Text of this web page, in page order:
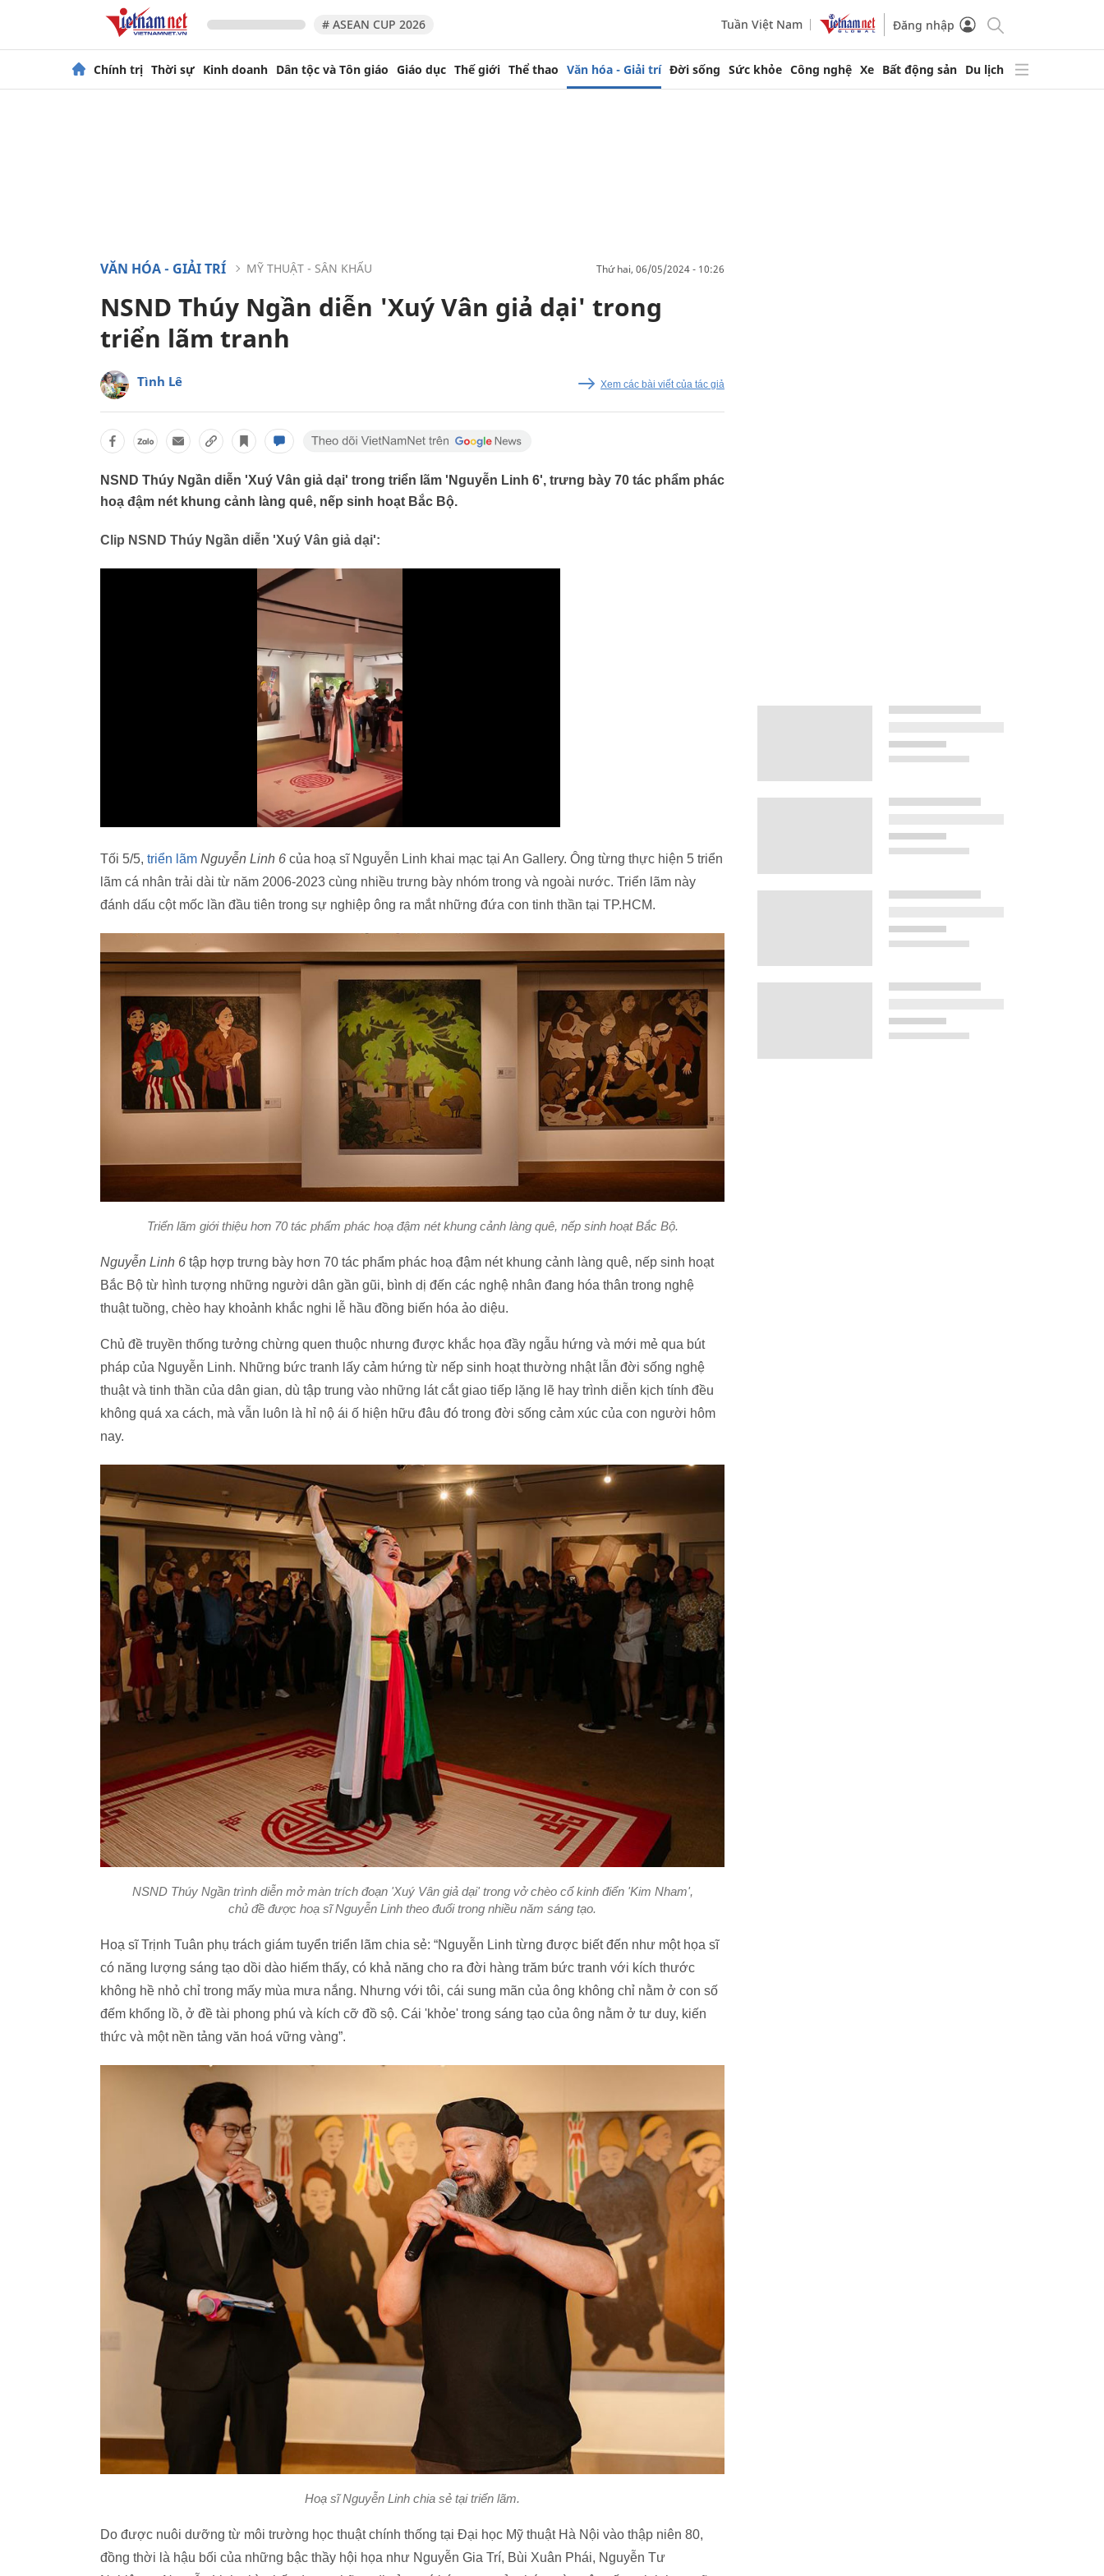
# ASEAN CUP 2026 Tuần Việt Nam Đăng nhập
Chính trị Thời sự Kinh doanh Dân tộc và Tôn giáo Giáo dục Thế giới Thể thao Văn hóa - Giải trí Đời sống Sức khỏe Công nghệ Xe Bất động sản Du lịch
VĂN HÓA - GIẢI TRÍ MỸ THUẬT - SÂN KHẤU thứ hai, 06/05/2024 - 10:26
NSND Thúy Ngần diễn 'Xuý Vân giả dại' trong
triển lãm tranh
Tình Lê Xem các bài viết của tác giả
NSND Thúy Ngần diễn 'Xuý Vân giả dại' trong triển lãm 'Nguyễn Linh 6', trưng bày 70 tác phẩm phác
hoạ đậm nét khung cảnh làng quê, nếp sinh hoạt Bắc Bộ.
Clip NSND Thúy Ngần diễn 'Xuý Vân giả dại':
Tối 5/5, triển lãm Nguyễn Linh 6 của hoạ sĩ Nguyễn Linh khai mạc tại An Gallery. Ông từng thực hiện 5 triển
lãm cá nhân trải dài từ năm 2006-2023 cùng nhiều trưng bày nhóm trong và ngoài nước. Triển lãm này
đánh dấu cột mốc lần đầu tiên trong sự nghiệp ông ra mắt những đứa con tinh thần tại TP.HCM.
Triển lãm giới thiệu hơn 70 tác phẩm phác hoạ đậm nét khung cảnh làng quê, nếp sinh hoạt Bắc Bộ.
Nguyễn Linh 6 tập hợp trưng bày hơn 70 tác phẩm phác hoạ đậm nét khung cảnh làng quê, nếp sinh hoạt
Bắc Bộ từ hình tượng những người dân gần gũi, bình dị đến các nghệ nhân đang hóa thân trong nghệ
thuật tuồng, chèo hay khoảnh khắc nghi lễ hầu đồng biến hóa ảo diệu.
Chủ đề truyền thống tưởng chừng quen thuộc nhưng được khắc họa đầy ngẫu hứng và mới mẻ qua bút
pháp của Nguyễn Linh. Những bức tranh lấy cảm hứng từ nếp sinh hoạt thường nhật lẫn đời sống nghệ
thuật và tinh thần của dân gian, dù tập trung vào những lát cắt giao tiếp lặng lẽ hay trình diễn kịch tính đều
không quá xa cách, mà vẫn luôn là hỉ nộ ái ố hiện hữu đâu đó trong đời sống cảm xúc của con người hôm
nay.
NSND Thúy Ngần trình diễn mở màn trích đoạn 'Xuý Vân giả dại' trong vở chèo cổ kinh điển 'Kim Nham',
chủ đề được hoạ sĩ Nguyễn Linh theo đuổi trong nhiều năm sáng tạo.
Hoạ sĩ Trịnh Tuân phụ trách giám tuyển triển lãm chia sẻ: “Nguyễn Linh từng được biết đến như một họa sĩ
có năng lượng sáng tạo dồi dào hiếm thấy, có khả năng cho ra đời hàng trăm bức tranh với kích thước
không hề nhỏ chỉ trong mấy mùa mưa nắng. Nhưng với tôi, cái sung mãn của ông không chỉ nằm ở con số
đếm khổng lồ, ở đề tài phong phú và kích cỡ đồ sộ. Cái 'khỏe' trong sáng tạo của ông nằm ở tư duy, kiến
thức và một nền tảng văn hoá vững vàng”.
Hoạ sĩ Nguyễn Linh chia sẻ tại triển lãm.
Do được nuôi dưỡng từ môi trường học thuật chính thống tại Đại học Mỹ thuật Hà Nội vào thập niên 80,
đồng thời là hậu bối của những bậc thầy hội họa như Nguyễn Gia Trí, Bùi Xuân Phái, Nguyễn Tư